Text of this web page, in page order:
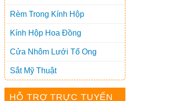
Rèm Trong Kính Hộp
Kính Hộp Hoa Đồng
Cửa Nhôm Lưới Tổ Ong
Sắt Mỹ Thuật
HỖ TRỢ TRỰC TUYẾN